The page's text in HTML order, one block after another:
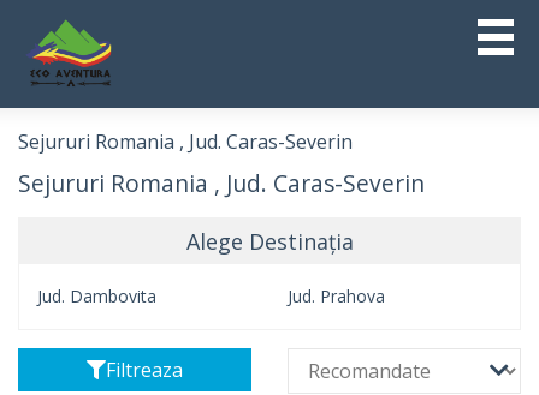
Sejururi Romania , Jud. Caras-Severin
Sejururi Romania , Jud. Caras-Severin
Alege Destinația
Jud. Dambovita Jud. Prahova
Filtreaza